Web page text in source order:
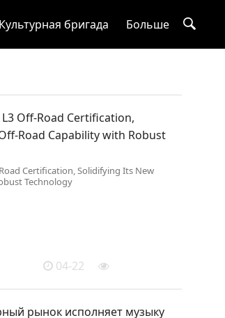
Культурная бригада Больше
L3 Off-Road Certification,
Road Capability with Robust
Road Certification, Solidifying Its New
Technology
04-22
рынок исполняет музыку